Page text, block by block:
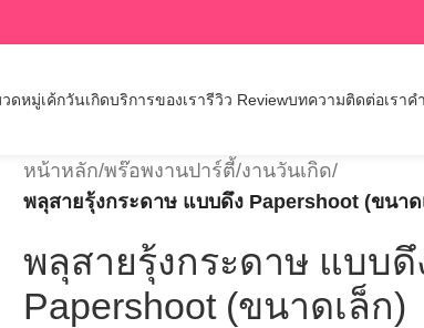
ดหมู่เค้กวันเกิดบริการของเรารีวิว Reviewบทความติดต่อเราค
หน้าหลัก/พร๊อพงานปาร์ตี้/งานวันเกิด/
พลุสายรุ้งกระดาษ แบบดึง Papershoot (ขนาด
พลุสายรุ้งกระดาษ แบบดึ
Papershoot (ขนาดเล็ก)